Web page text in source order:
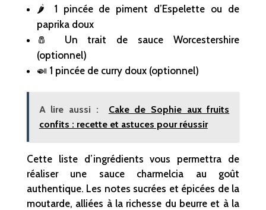
🌶️ 1 pincée de piment d’Espelette ou de
paprika doux
🧂 Un trait de sauce Worcestershire
(optionnel)
🍛 1 pincée de curry doux (optionnel)
A lire aussi :
Cake de Sophie aux fruits
confits : recette et astuces pour réussir
Cette liste d’ingrédients vous permettra de
réaliser une sauce charmelcia au goût
authentique. Les notes sucrées et épicées de la
moutarde, alliées à la richesse du beurre et à la